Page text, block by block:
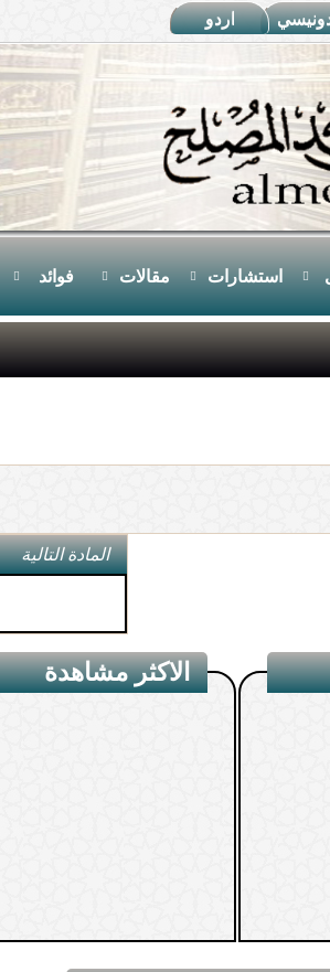
اردو
استشارات مقالات فوائد
المادة التالية
الاكثر مشاهدة